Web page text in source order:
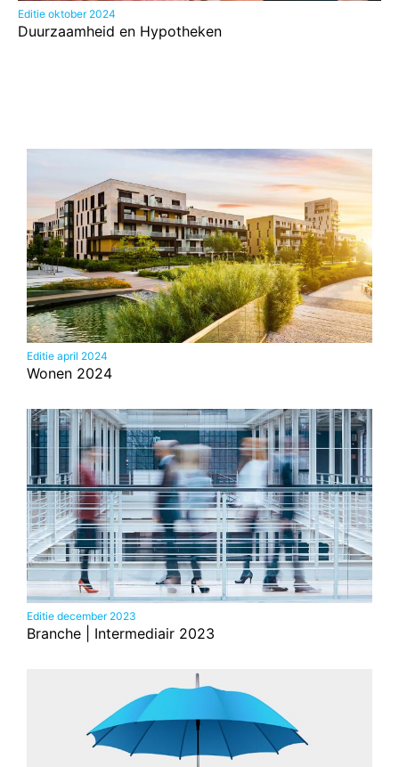
Editie oktober 2024
Duurzaamheid en Hypotheken
Editie april 2024
Wonen 2024
Editie december 2023
Branche | Intermediair 2023